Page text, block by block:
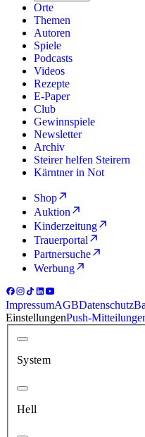
Orte
Themen
Autoren
Spiele
Podcasts
Videos
Rezepte
E-Paper
Club
Gewinnspiele
Newsletter
Archiv
Steirer helfen Steirern
Kärntner in Not
Shop
Auktion
Kinderzeitung
Trauerportal
Partnersuche
Werbung
ImpressumAGBDatenschutz
EinstellungenPush-
System
Hell